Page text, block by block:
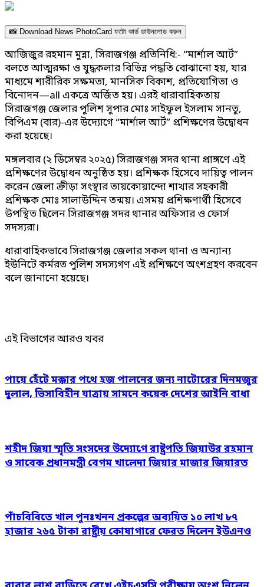
📸 Download News PhotoCard ফটো কার্ড ডাউনলোড করুন
আজিজুর রহমান মুন্না, সিরাজগঞ্জ প্রতিনিধি:- “মার্শাল আর্ট”
বলতে আত্মরক্ষা ও যুদ্ধকলার বিভিন্ন পদ্ধতি বোঝানো হয়, যার
মাধ্যমে শারীরিক সক্ষমতা, মানসিক বিকাশ, প্রতিযোগিতা ও
বিনোদন—all একত্রে অর্জিত হয়। এরই ধারাবাহিকতায়
সিরাজগঞ্জ জেলার পুলিশ সুপার মোঃ সাইফুল ইসলাম সানতু,
বিপিএম (বার)-এর উদ্যোগে “মার্শাল আর্ট” প্রশিক্ষণের উদ্বোধন
করা হয়েছে।
মঙ্গলবার (২ ডিসেম্বর ২০২৫) সিরাজগঞ্জ সদর থানা প্রাঙ্গণে এই
প্রশিক্ষণের উদ্বোধন অনুষ্ঠিত হয়। প্রশিক্ষক হিসেবে দায়িত্ব পালন
করেন জেলা ক্রীড়া সংস্থার তায়কোয়ান্দো শাখার সহকারী
প্রশিক্ষক মোঃ সালাউদ্দিন তন্ময়। এসময় প্রশিক্ষণার্থী হিসেবে
উপস্থিত ছিলেন সিরাজগঞ্জ সদর থানার অফিসার ও ফোর্স
সদস্যরা।
ধারাবাহিকভাবে সিরাজগঞ্জ জেলার সকল থানা ও অন্যান্য
ইউনিটে কর্মরত পুলিশ সদস্যগণ এই প্রশিক্ষণে অংশগ্রহণ করবেন
বলে জানানো হয়েছে।
এই বিভাগের আরও খবর
পায়ে হেঁটে মক্কার পথে হজ পালনের জন্য নাটোরের দিনমজুর
দুলাল, ভিসাবিহীন যাত্রায় সামনে কয়েক দেশের আইনি বাধা
শহীদ জিয়া স্মৃতি সংসদের উদ্যোগে রাষ্ট্রপতি জিয়াউর রহমান
ও সাবেক প্রধানমন্ত্রী বেগম খালেদা জিয়ার মাজার জিয়ারত
পাঁচবিবিতে খাল পুনঃখনন প্রকল্পের অব্যয়িত ১০ লাখ ৮৭
হাজার ২৬৫ টাকা রাষ্ট্রীয় কোষাগারে ফেরত দিলেন ইউএনও